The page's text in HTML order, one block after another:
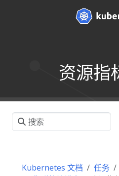
资源指
Kubernetes 文档 任务